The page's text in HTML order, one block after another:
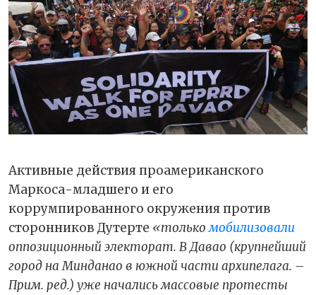
Активные действия проамериканского
Маркоса-младшего и его
коррумпированного окружения против
сторонников Дутерте «толькомобилизовали
оппозиционный электорат. В Давао (крупнейший
город на Минданао в южной части архипелага. –
Прим. ред.) уже начались массовые протесты